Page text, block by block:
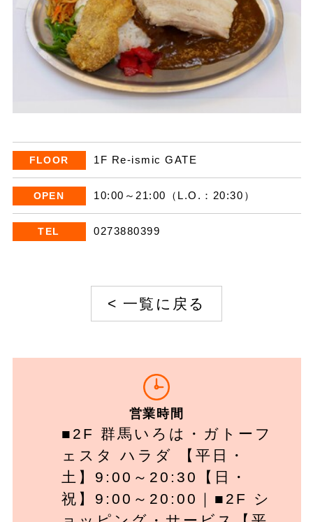
FLOOR 1F Re-ismic GATE
OPEN 10:00～21:00（L.O.：20:30）
TEL 0273880399
< 一覧に戻る
営業時間
■2F 群馬いろは・ガトーフ
ェスタ ハラダ 【平日・
土】9:00～20:30【日・
祝】9:00～20:00｜■2F シ